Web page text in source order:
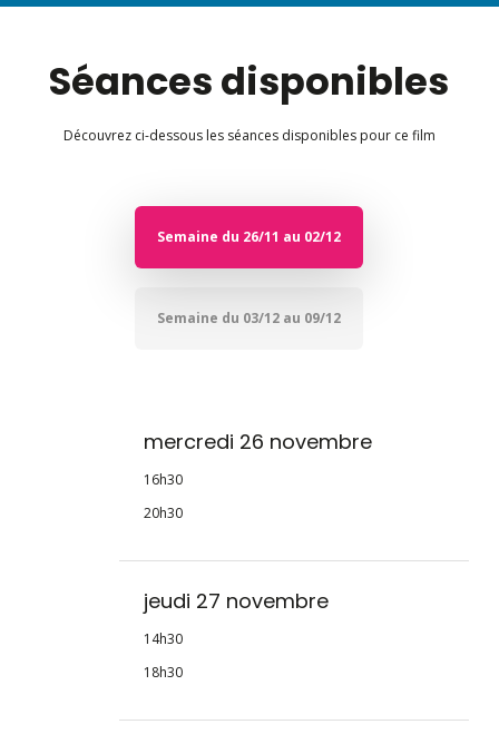
Séances disponibles
Découvrez ci-dessous les séances disponibles pour ce film
Semaine du 26/11 au 02/12
Semaine du 03/12 au 09/12
mercredi 26 novembre
16h30
20h30
jeudi 27 novembre
14h30
18h30